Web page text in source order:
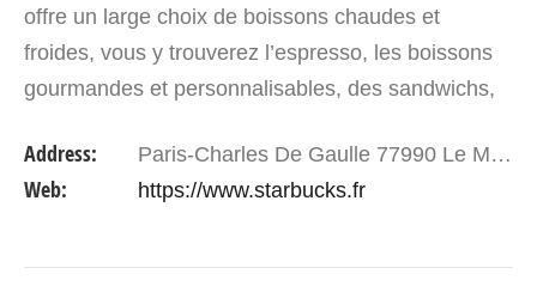
offre un large choix de boissons chaudes et
froides, vous y trouverez l’espresso, les boissons
gourmandes et personnalisables, des sandwichs,
de basse…
Address: Paris-Charles De Gaulle 77990 Le Mesnil-Amelot
Web: https://www.starbucks.fr